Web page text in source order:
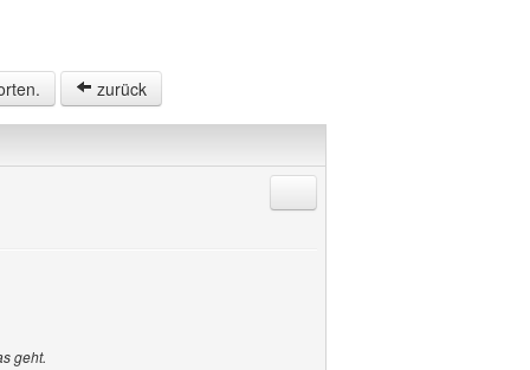
zurück
geht.